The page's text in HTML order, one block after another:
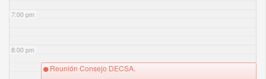
7:00 pm
8:00 pm
Reunión Consejo DECSA.